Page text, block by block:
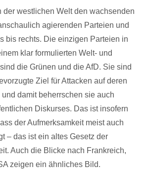
der westlichen Welt den wachsenden
agierenden Parteien und
bis rechts. Die einzigen Parteien in
klar formulierten Welt- und
die Grünen und die AfD. Sie sind
Ziel für Attacken auf deren
damit beherrschen sie auch
Diskurses. Das ist insofern
der Aufmerksamkeit meist auch
– das ist ein altes Gesetz der
Auch die Blicke nach Frankreich,
zeigen ein ähnliches Bild.